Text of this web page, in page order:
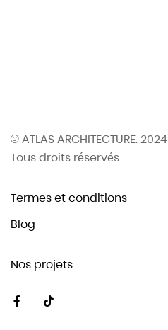
© ATLAS ARCHITECTURE. 2024
Tous droits réservés.
Termes et conditions
Blog
Nos projets